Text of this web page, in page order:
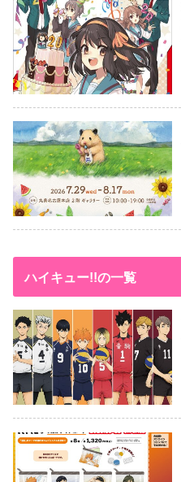
ハイキュー!!の一覧